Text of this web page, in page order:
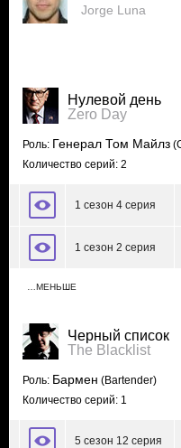
Jorge Luna
Нулевой день
Zero Day
Роль: Генерал Том Майлз
Количество серий: 2
1 сезон 4 серия
1 сезон 2 серия
…МЕНЬШЕ
Черный список
The Blacklist
Роль: Бармен (Bartender)
Количество серий: 1
5 сезон 12 серия